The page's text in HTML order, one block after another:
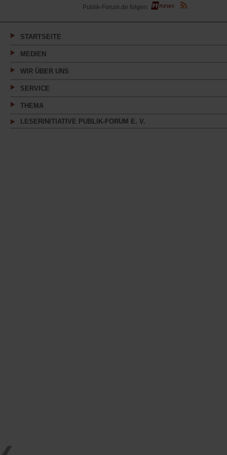
(Öffnet
in
neuen
Publik-Forum.de folgen:
STARTSEITE
MEDIEN
WIR ÜBER UNS
SERVICE
THEMA
LESERINITIATIVE PUBLIK-FORUM E. V.